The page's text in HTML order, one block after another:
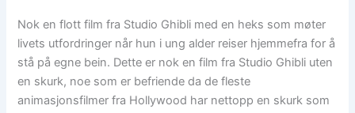
Nok en flott film fra Studio Ghibli med en heks som møter
livets utfordringer når hun i ung alder reiser hjemmefra for å
stå på egne bein. Dette er nok en film fra Studio Ghibli uten
en skurk, noe som er befriende da de fleste
animasjonsfilmer fra Hollywood har nettopp en skurk som